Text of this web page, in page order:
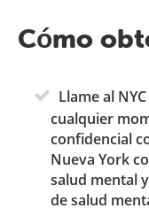
Cómo
Llame al
cualquier
confidencial
Nueva York
salud mental
de salud